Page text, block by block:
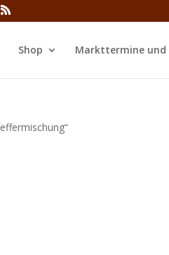
Shop Markttermine und